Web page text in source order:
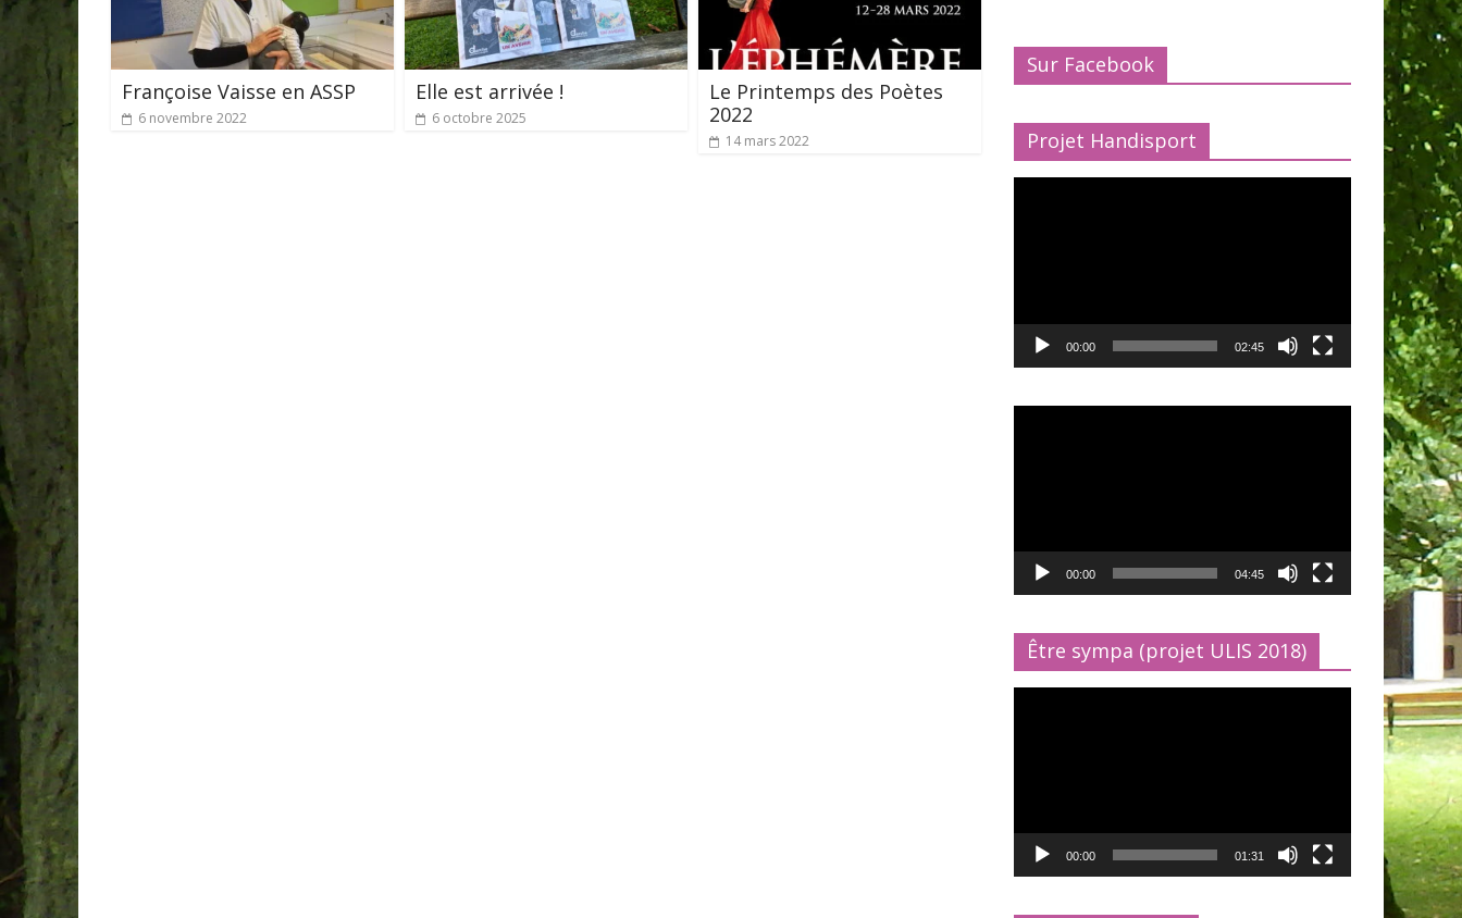
Françoise Vaisse en ASSP
6 novembre 2022
Elle est arrivée !
6 octobre 2025
Le Printemps des Poètes
2022
14 mars 2022
Sur Facebook
Projet Handisport
00:00 02:45
00:00 04:45
Être sympa (projet ULIS 2018)
00:00 01:31